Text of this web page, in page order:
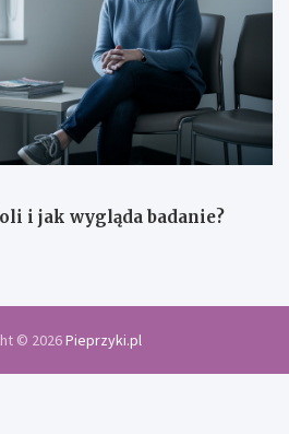
i jak wygląda badanie?
© 2026Pieprzyki.pl